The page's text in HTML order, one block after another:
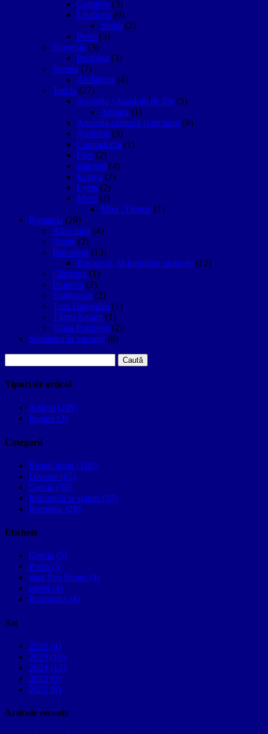
Coimbra (3)
Lisabona (9)
Sintra (2)
Porto (3)
Slovenia (3)
Postojna (3)
Spania (7)
Andalusia (4)
Turcia (27)
Anatolia / Anadolu de Est (5)
Ankara (1)
Anatolia centrală și de nord (6)
Antiohia (3)
Cappadocia (1)
Efes (2)
Istanbul (4)
Konya (2)
Lycia (2)
Myra (2)
Mira / Demre (1)
Romania (29)
Alba Iulia (4)
Argeș (2)
București (13)
București, să luminăm umbrele (12)
Câmpina (1)
Prahova (2)
Sighişoara (2)
Țara Hațegului (1)
Târgu Neamţ (1)
Valea Prahovei (2)
Sănătatea în vacanțe (6)
după:
Tipuri de articol
Articol (249)
Pagină (3)
Categorii
Restul lumii (100)
Diverse (65)
Grecia (38)
Informatii si sfaturi (37)
Romania (28)
Etichete
Grecia (5)
Porto (5)
gara Sao Bento (4)
istorii (4)
Portugalia (4)
An
2026 (4)
2025 (10)
2024 (12)
2023 (9)
2022 (8)
Articole recente